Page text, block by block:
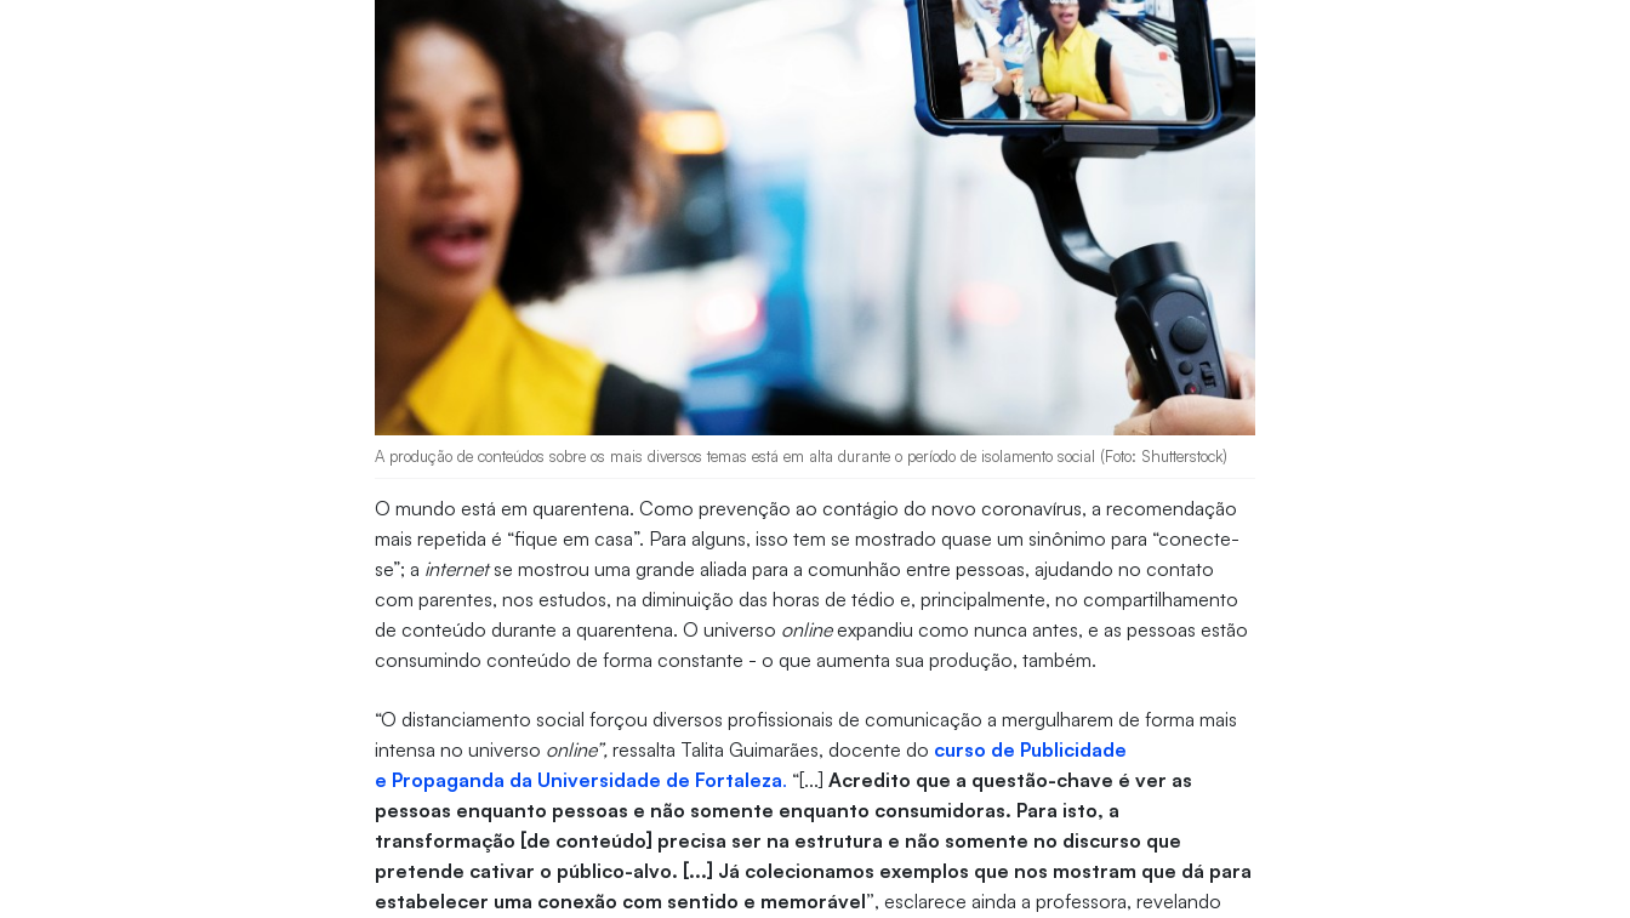
A produção de conteúdos sobre os mais diversos temas está em alta durante o período de isolamento social (Foto: Shutterstock)
O mundo está em quarentena. Como prevenção ao contágio do novo coronavírus, a recomendação
mais repetida é “fique em casa”. Para alguns, isso tem se mostrado quase um sinônimo para “conecte-
se”; a internetse mostrou uma grande aliada para a comunhão entre pessoas, ajudando no contato
com parentes, nos estudos, na diminuição das horas de tédio e, principalmente, no compartilhamento
de conteúdo durante a quarentena. O universo onlineexpandiu como nunca antes, e as pessoas estão
consumindo conteúdo de forma constante - o que aumenta sua produção, também.
“O distanciamento social forçou diversos profissionais de comunicação a mergulharem de forma mais
intensa no universo online”, ressalta Talita Guimarães, docente do curso de Publicidade
e Propaganda da Universidade de Fortaleza. “[...]Acredito que a questão-chave é ver as
pessoas enquanto pessoas e não somente enquanto consumidoras. Para isto, a
transformação [de conteúdo] precisa ser na estrutura e não somente no discurso que
pretende cativar o público-alvo. [...] Já colecionamos exemplos que nos mostram que dá para
estabelecer uma conexão com sentido e memorável”, esclarece ainda a professora, revelando